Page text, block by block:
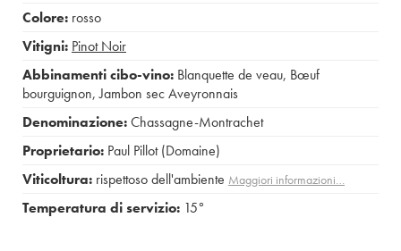
Colore: rosso
Vitigni: Pinot Noir
Abbinamenti cibo-vino: Blanquette de veau, Bœuf
bourguignon,Jambon sec Aveyronnais
Denominazione:Chassagne-Montrachet
Proprietario: Paul Pillot (Domaine)
Viticoltura: rispettoso dell'ambiente Maggiori informazioni…
Temperatura di servizio: 15°